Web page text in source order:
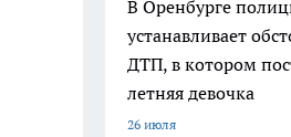
В Оренбурге
устанавливает
ДТП, в котором
летняя девочка
26 июля